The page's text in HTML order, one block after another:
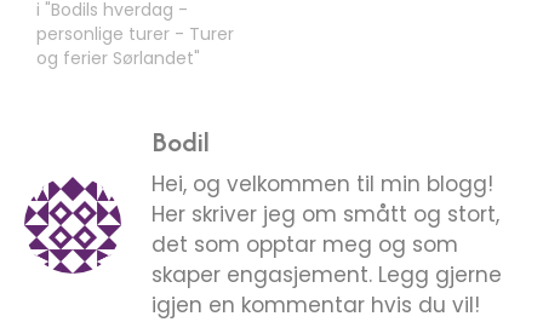
i "Bodils hverdag -
personlige turer - Turer
og ferier Sørlandet"
Bodil
Hei, og velkommen til min blogg!
Her skriver jeg om smått og stort,
det som opptar meg og som
skaper engasjement. Legg gjerne
igjen en kommentar hvis du vil!